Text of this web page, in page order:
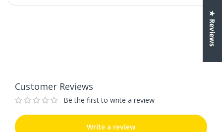
Sản Phẩm:
Nước giải khát
Customer Reviews
Customer Reviews
Be the first to write a review
Write a review
★ Reviews